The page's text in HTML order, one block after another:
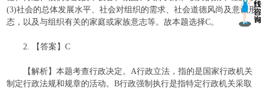
(3)社会的总体发展水平、社会对组织的需求、社会道德风尚及意识形
态，以及与组织有关的家庭或家族意志等。故本题选择C。
2. 【答案】C
【解析】本题考查行政决定。A行政立法，指的是国家行政机关
制定行政法规和规章的活动。B行政强制执行是指特定行政机关采取